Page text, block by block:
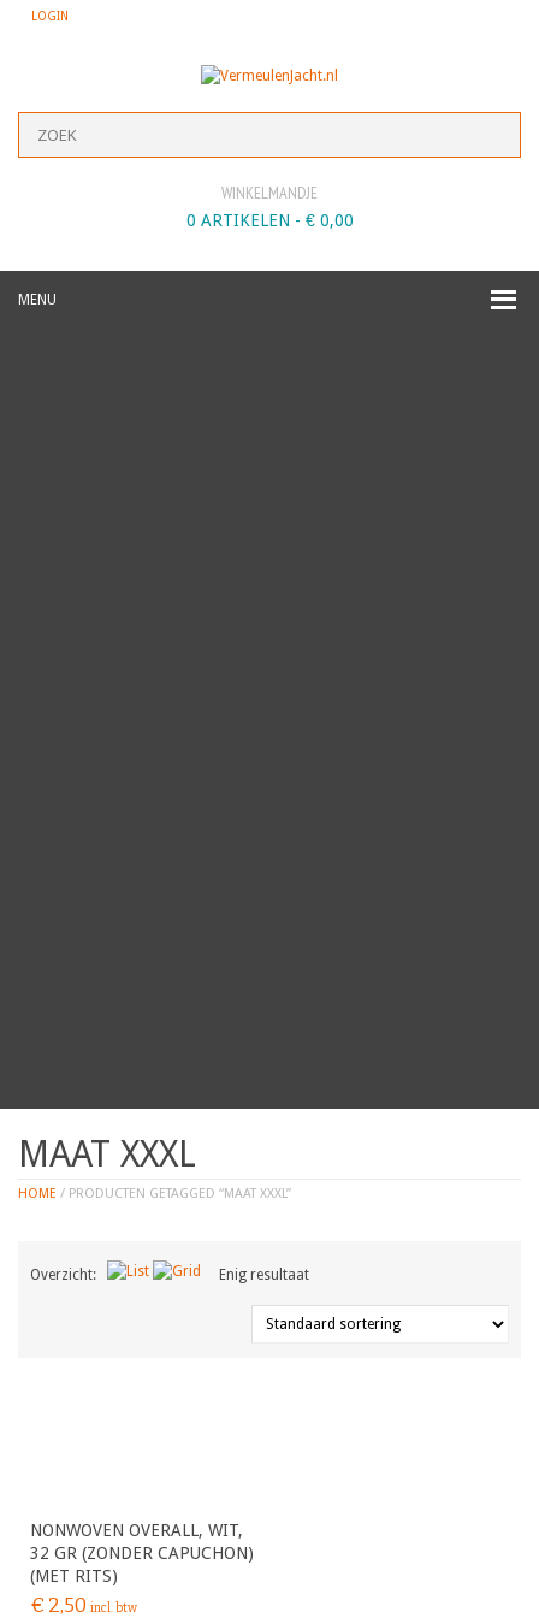
LOGIN
WINKELMANDJE
0 ARTIKELEN - €0,00
MENU
MAAT XXXL
HOME / PRODUCTEN GETAGGED “MAAT XXXL”
Overzicht: Enig resultaat
NONWOVEN OVERALL, WIT,
32 GR (ZONDER CAPUCHON)
(MET RITS)
€ 2,50 incl. btw